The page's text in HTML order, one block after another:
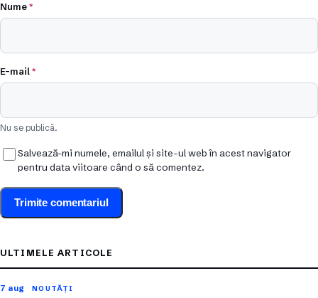
Nume*
E-mail*
Nu se publică.
Salvează-mi numele, emailul și site-ul web în acest navigator
pentru data viitoare când o să comentez.
ULTIMELE ARTICOLE
7 aug NOUTĂȚI